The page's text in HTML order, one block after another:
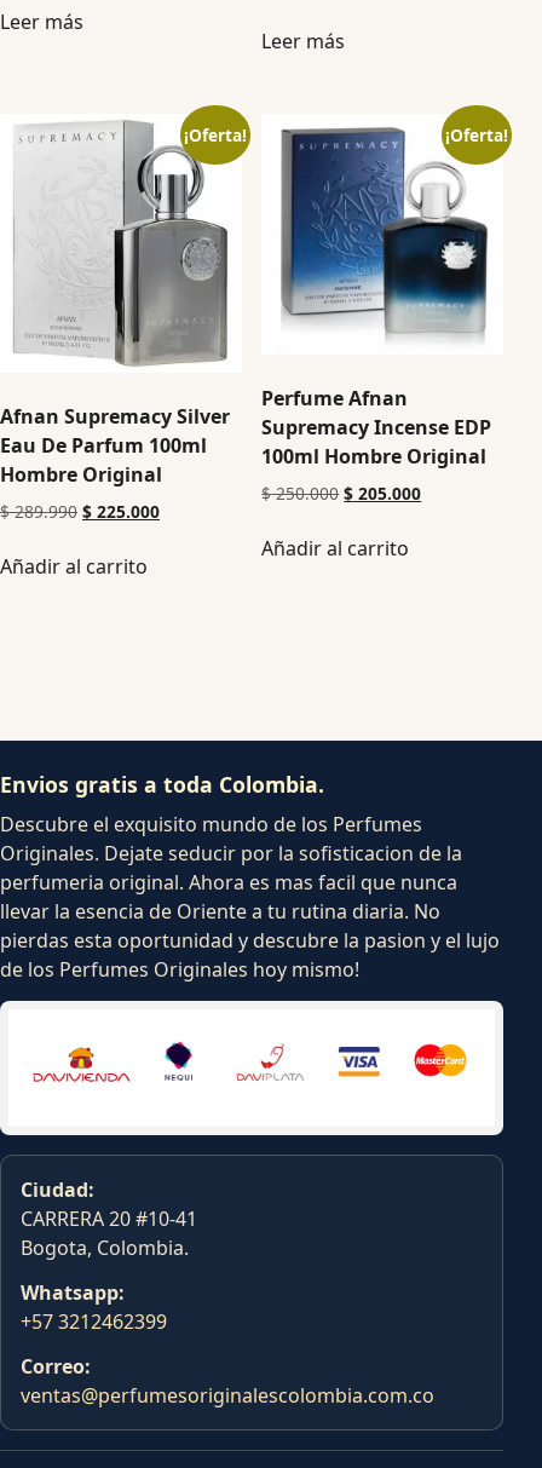
Leer más
Leer más
¡Oferta!
Afnan Supremacy Silver
Eau De Parfum 100ml
Hombre Original
$289.990 $ 225.000
Añadir al carrito
¡Oferta!
Perfume Afnan
Supremacy Incense EDP
100ml Hombre Original
$250.000 $ 205.000
Añadir al carrito
Envios gratis a toda Colombia.
Descubre el exquisito mundo de los Perfumes
Originales. Dejate seducir por la sofisticacion de la
perfumeria original. Ahora es mas facil que nunca
llevar la esencia de Oriente a tu rutina diaria. No
pierdas esta oportunidad y descubre la pasion y el lujo
de los Perfumes Originales hoy mismo!
Ciudad:
CARRERA 20 #10-41
Bogota, Colombia.
Whatsapp:
+57 3212462399
Correo:
ventas@perfumesoriginalescolombia.com.co